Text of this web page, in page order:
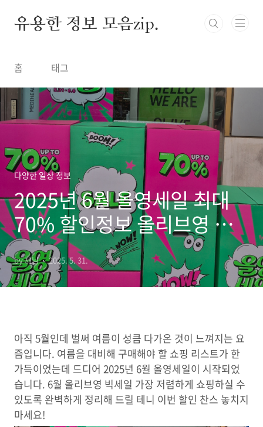
유용한 정보 모음zip.
홈 태그
다양한 일상 정보
2025년 6월 올영세일 최대
70% 할인정보 올리브영 빅
세일 완벽 가이드
by 제님 2025. 5. 31.
아직 5월인데 벌써 여름이 성큼 다가온 것이 느껴지는 요
즘입니다. 여름을 대비해 구매해야 할 쇼핑 리스트가 한
가득이었는데 드디어 2025년 6월 올영세일이 시작되었
습니다. 6월 올리브영 빅세일 가장 저렴하게 쇼핑하실 수
있도록 완벽하게 정리해 드릴 테니 이번 할인 찬스 놓치지
마세요!